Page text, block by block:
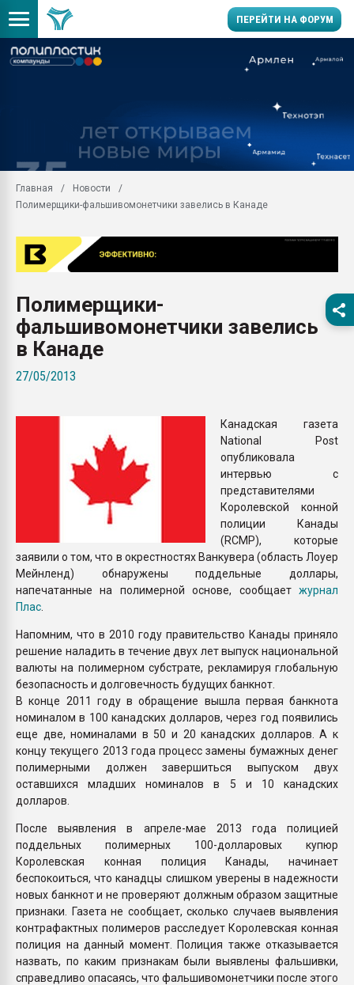
ПЕРЕЙТИ НА ФОРУМ
29.07.2026 ФРП помог
заводу пластмасс"
28.07.2026
28.07.2026
ПЕРЕЙТИ НА
Главная
Новости
Полимерщики-фальшивомонетчики завелись в Канаде
Полимерщики-
фальшивомонетчики завелись
в Канаде
27/05/2013
Канадская газета
National Post
опубликовала
интервью с
представителями
Королевской конной
полиции Канады
(RCMP), которые
заявили о том, что в окрестностях Ванкувера (область Лоуер
Мейнленд) обнаружены поддельные доллары,
напечатанные на полимерной основе, сообщает журнал
Плас
Напомним, что в 2010 году правительство Канады приняло
решение наладить в течение двух лет выпуск национальной
валюты на полимерном субстрате, рекламируя глобальную
безопасность и долговечность будущих банкнот.
В конце 2011 году в обращение вышла первая банкнота
номиналом в 100 канадских долларов, через год появились
еще две, номиналами в 50 и 20 канадских долларов. А к
концу текущего 2013 года процесс замены бумажных денег
полимерными должен завершиться выпуском двух
оставшихся младших номиналов в 5 и 10 канадских
долларов.
После выявления в апреле-мае 2013 года полицией
поддельных полимерных 100-долларовых купюр
Королевская конная полиция Канады, начинает
беспокоиться, что канадцы слишком уверены в надежности
новых банкнот и не проверяют должным образом защитные
признаки. Газета не сообщает, сколько случаев выявления
контрафактных полимеров расследует Королевская конная
полиция на данный момент. Полиция также отказывается
назвать, по каким признакам были выявлены фальшивки,
справедливо опасаясь, что фальшивомонетчики после этого